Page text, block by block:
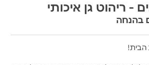
- ריהוט גן איכותי
בהנחה
הבית!